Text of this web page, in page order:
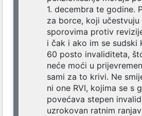
1. decembra te godine.
za borce, koji učestvuju
sporovima protiv
i čak i ako im se sudski
60 posto invaliditeta,
neće moći u
sami za to krivi. Ne
ni one RVI, kojima se s
povećava stepen
uzrokovan ratnim